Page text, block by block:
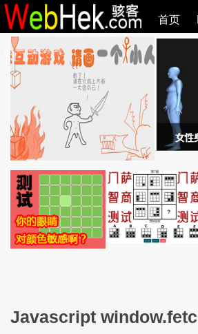
首页
必观作品 SVG教程 SVG手册
Javascript